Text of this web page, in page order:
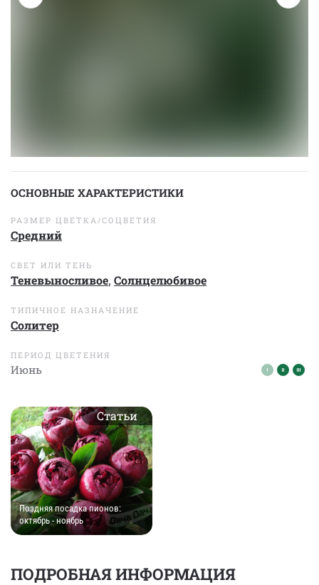
ОСНОВНЫЕ ХАРАКТЕРИСТИКИ
РАЗМЕР ЦВЕТКА/СОЦВЕТИЯ
Средний
СВЕТ ИЛИ ТЕНЬ
Теневыносливое, Солнцелюбивое
ТИПИЧНОЕ НАЗНАЧЕНИЕ
Солитер
ПЕРИОД ЦВЕТЕНИЯ
Июнь
Поздняя посадка пионов:
октябрь - ноябрь
Статьи
ПОДРОБНАЯ ИНФОРМАЦИЯ